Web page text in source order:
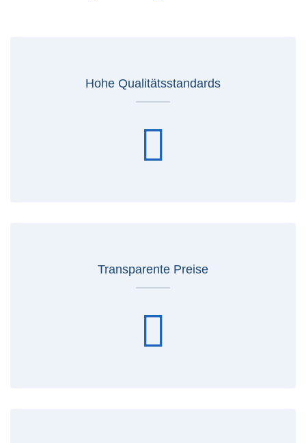
Hohe Qualitätsstandards
Transparente Preise